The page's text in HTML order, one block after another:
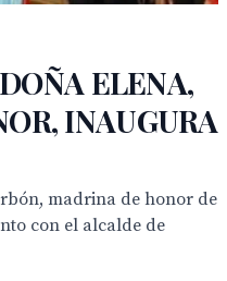
ELENA,
INAUGURA
madrina de honor de
con el alcalde de